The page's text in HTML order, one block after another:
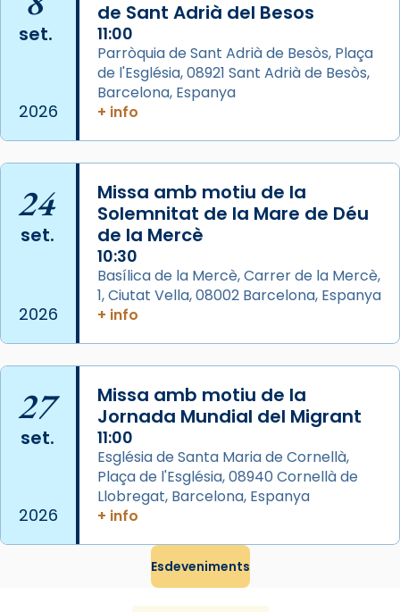
del Sant Pare Lleó XIV a Barcelona, i als
col·laboradors, a la Catedral de Barcelona.
L’arquebisbe de Barcelona, el cardenal Joan
Josep Omella, ha presidit la missa i l’ha
concelebrat el bisbe auxiliar de Barcelona,
Mons. David Abadías.
📸 Dr. G. Simón
Photo
View on Facebook · Share
Arquebisbat de Barcelona
2 weeks ago
Memòria de les santes Juliana i
Semproniana, verges i màrtirs.
partir de l’Edat Mitjana sorgeix la tradició
que les santes Juliana (“relatiu a Júlia”) i
Semproniana (“relatiu a Semprònia =
eterna”) són deixebles seves. I l’any 1667, el
frare Joan Gaspar Roig, afirma en una obra
que les santes són filles de l’antiga Iluro.
les aconseguirà el 1772. L’ofici que es canta
a la “Missa de les Santes” (“Missa de
set.
2026
de Sant Adrià del Besos
11:00
Parròquia de Sant Adrià de Besòs, Plaça
de l'Església, 08921 Sant Adrià de Besòs,
Barcelona, Espanya
+ info
24
set.
2026
Missa amb motiu de la
Solemnitat de la Mare de Déu
de la Mercè
10:30
Basílica de la Mercè, Carrer de la Mercè,
1, Ciutat Vella, 08002 Barcelona, Espanya
+ info
27
set.
2026
Missa amb motiu de la
Jornada Mundial del Migrant
11:00
Església de Santa Maria de Cornellà,
Plaça de l'Església, 08940 Cornellà de
Llobregat, Barcelona, Espanya
+ info
Esdeveniments